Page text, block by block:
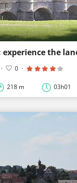
· 0 ·
218 m 03h01